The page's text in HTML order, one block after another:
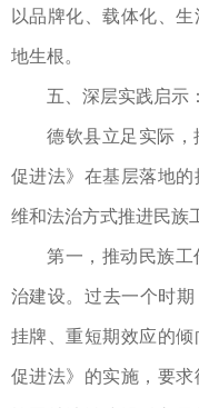
以品牌化、载体化、
地生根。
五、深层实践启示
德钦县立足实际
促进法》在基层落地
维和法治方式推进民族
第一，推动民族
治建设。​过去一个时
挂牌、重短期效应的
促进法》的实施，要